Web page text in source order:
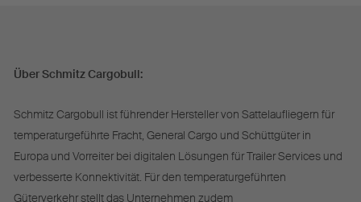
Über Schmitz Cargobull:
Schmitz Cargobull ist führender Hersteller von Sattelaufliegern für
temperaturgeführte Fracht, General Cargo und Schüttgüter in
Europa und Vorreiter bei digitalen Lösungen für Trailer Services und
verbesserte Konnektivität. Für den temperaturgeführten
Güterverkehr stellt das Unternehmen zudem